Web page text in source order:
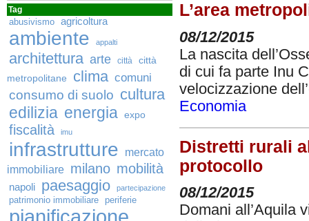
Tag
abusivismo agricoltura
ambiente appalti
architettura arte città
città
metropolitane
clima comuni
consumo di suolo cultura
edilizia energia expo
fiscalità imu
infrastrutture
mercato
immobiliare milano mobilità
napoli paesaggio partecipazione
patrimonio immobiliare periferie
L’area
08/12/2015
La nascita
di cui fa parte Inu
velocizzazione
Economia
Distretti rurali
protocollo
08/12/2015
Domani all’Aquila